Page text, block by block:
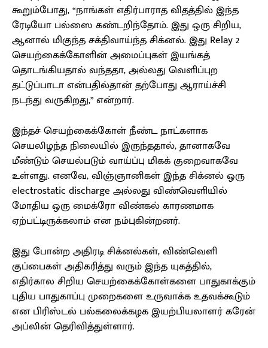
கூறும்போது, “நாங்கள் எதிர்பாராத விதத்தில் இந்த
ரேடியோ பல்ஸை கண்டறிந்தோம். இது ஒரு சிறிய,
ஆனால் மிகுந்த சக்திவாய்ந்த சிக்னல். இது Relay 2
செயற்கைக்கோளின் அமைப்புகள் இயங்கத்
தொடங்கியதால் வந்ததா, அல்லது வெளிப்புற
தட்டுப்பாடா என்பதில்தான் தற்போது ஆராய்ச்சி
நடந்து வருகிறது,” என்றார்.
இந்தச் செயற்கைக்கோள் நீண்ட நாட்களாக
செயலிழந்த நிலையில் இருந்ததால், தானாகவே
மீண்டும் செயல்படும் வாய்ப்பு மிகக் குறைவாகவே
உள்ளது. எனவே, விஞ்ஞானிகள் இந்த சிக்னல் ஒரு
electrostatic discharge அல்லது விண்வெளியில்
மோதிய ஒரு மைக்ரோ விண்கல் காரணமாக
ஏற்பட்டிருக்கலாம் என நம்புகின்றனர்.
இது போன்ற அதிரடி சிக்னல்கள், விண்வெளி
குப்பைகள் அதிகரித்து வரும் இந்த யுகத்தில்,
எதிர்கால சிறிய செயற்கைக்கோள்களை பாதுகாக்கும்
புதிய பாதுகாப்பு முறைகளை உருவாக்க உதவக்கூடும்
என பிரிஸ்டல் பல்கலைக்கழக இயற்பியலாளர் கரேன்
அப்லின் தெரிவித்துள்ளார்.